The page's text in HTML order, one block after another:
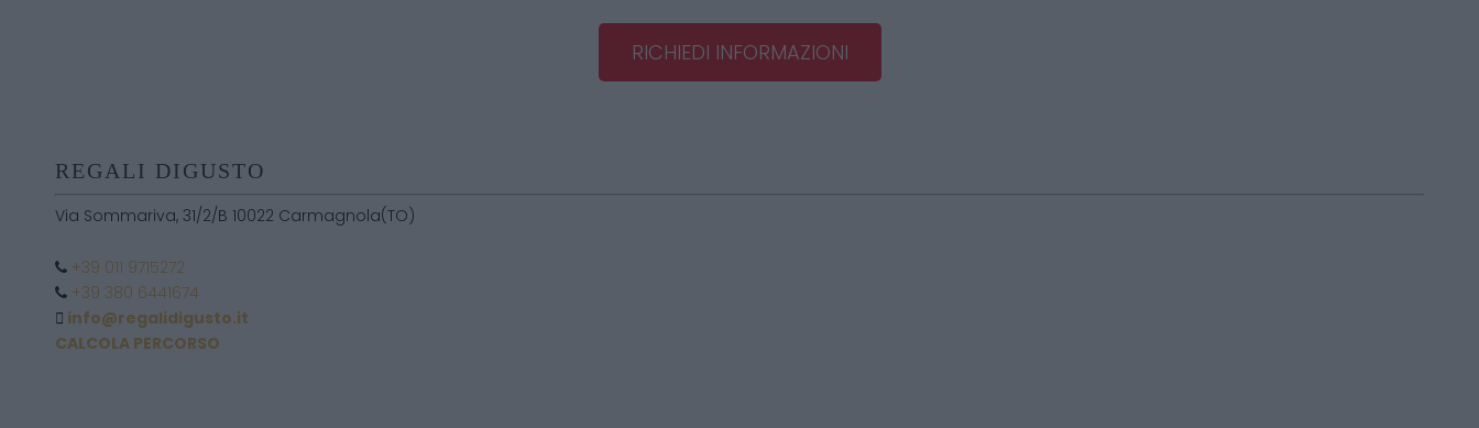
RICHIEDI INFORMAZIONI
REGALI DIGUSTO
Via Sommariva, 31/2/B 10022 Carmagnola(TO)
+39 011 9715272
+39 380 6441674
info@regalidigusto.it
CALCOLA PERCORSO